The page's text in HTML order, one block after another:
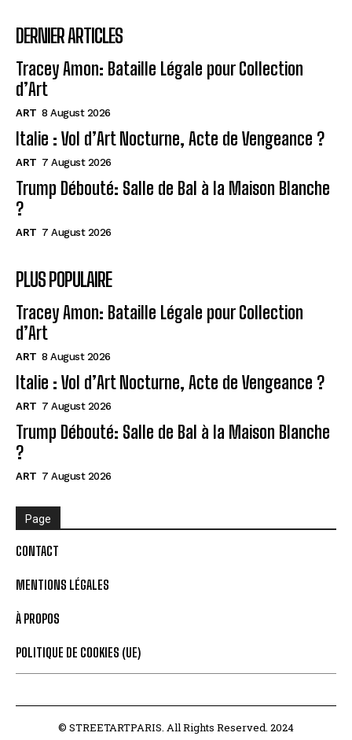
DERNIER ARTICLES
Tracey Amon: Bataille Légale pour Collection
d’Art
ART 8 August 2026
Italie : Vol d’Art Nocturne, Acte de Vengeance ?
ART 7 August 2026
Trump Débouté: Salle de Bal à la Maison Blanche
?
ART 7 August 2026
PLUS POPULAIRE
Tracey Amon: Bataille Légale pour Collection
d’Art
ART 8 August 2026
Italie : Vol d’Art Nocturne, Acte de Vengeance ?
ART 7 August 2026
Trump Débouté: Salle de Bal à la Maison Blanche
?
ART 7 August 2026
Page
CONTACT
MENTIONS LÉGALES
À PROPOS
POLITIQUE DE COOKIES (UE)
© STREETARTPARIS. All Rights Reserved. 2024